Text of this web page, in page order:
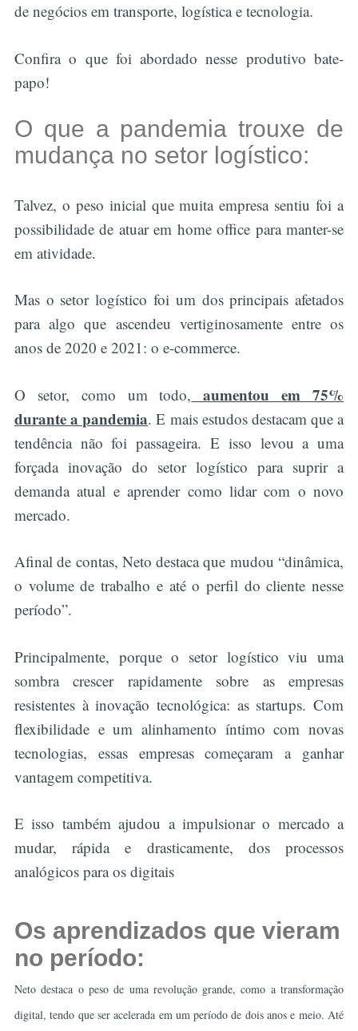
de negócios em transporte, logística e tecnologia.
Confira o que foi abordado nesse produtivo bate-
papo!
O que a pandemia trouxe de
mudança no setor logístico:
Talvez, o peso inicial que muita empresa sentiu foi a
possibilidade de atuar em home office para manter-se
em atividade.
Mas o setor logístico foi um dos principais afetados
para algo que ascendeu vertiginosamente entre os
anos de 2020 e 2021: o e-commerce.
O setor, como um todo, aumentou em 75%
durante a pandemia. E mais estudos destacam que a
tendência não foi passageira. E isso levou a uma
forçada inovação do setor logístico para suprir a
demanda atual e aprender como lidar com o novo
mercado.
Afinal de contas, Neto destaca que mudou “dinâmica,
o volume de trabalho e até o perfil do cliente nesse
período”.
Principalmente, porque o setor logístico viu uma
sombra crescer rapidamente sobre as empresas
resistentes à inovação tecnológica: as startups. Com
flexibilidade e um alinhamento íntimo com novas
tecnologias, essas empresas começaram a ganhar
vantagem competitiva.
E isso também ajudou a impulsionar o mercado a
mudar, rápida e drasticamente, dos processos
analógicos para os digitais
Os aprendizados que vieram
no período:
Neto destaca o peso de uma revolução grande, como a transformação
digital, tendo que ser acelerada em um período de dois anos e meio. Até